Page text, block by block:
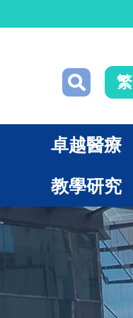
繁
卓越醫療
教學研究